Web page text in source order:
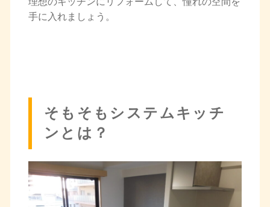
手に入れましょう。
そもそもシステムキッチ
ンとは？